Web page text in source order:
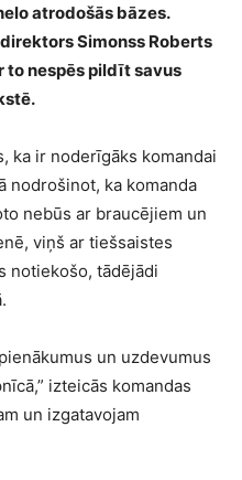
atrodošās bāzes.
Simonss Roberts
to nespēs pildīt savus
ka ir noderīgāks komandai
nodrošinot, ka komanda
nebūs ar braucējiem un
viņš ar tiešsaistes
notiekošo, tādējādi
un uzdevumus
izteicās komandas
un izgatavojam